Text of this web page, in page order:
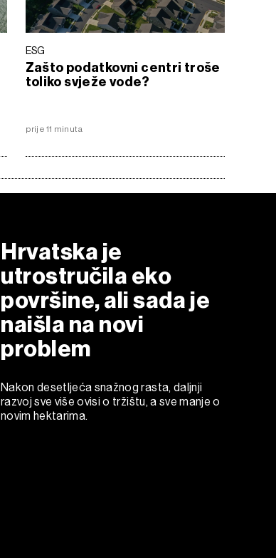
ESG
Zašto podatkovni centri troše
toliko svježe vode?
prije 11 minuta
Hrvatska je
utrostručila eko
površine, ali sada je
naišla na novi
problem
Nakon desetljeća snažnog rasta, daljnji
razvoj sve više ovisi o tržištu, a sve manje o
novim hektarima.